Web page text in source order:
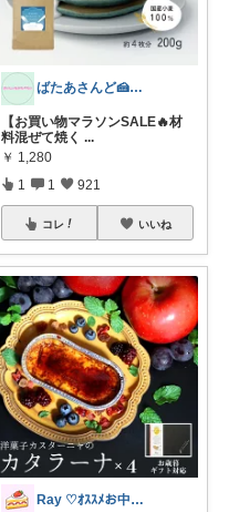
ばたあさんど🍰テンション爆上がりな生活
【お買い物マラソンSALE🔥材
料混ぜて焼く ...
￥ 1,280
1 1 921
コレ いいね
Ray ♡ｵｽｽﾒお中元ｷﾞﾌﾄ♡